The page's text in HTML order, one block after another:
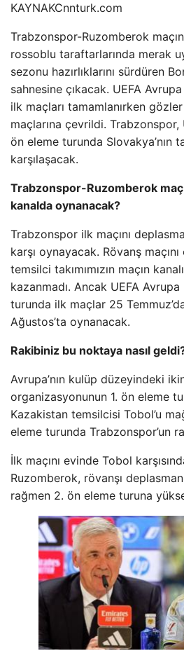
KAYNAKCnnturk.com
Trabzonspor-Ruzomberok
rossoblu taraftarlarında merak
sezonu hazırlıklarını sürdüren
sahnesine çıkacak. UEFA
ilk maçları tamamlanırken
maçlarına çevrildi. Trabzonspor,
ön eleme turunda Slovakya’nın
karşılaşacak.
Trabzonspor-Ruzomberok
kanalda oynanacak?
Trabzonspor ilk maçını
karşı oynayacak. Rövanş
temsilci takımımızın maçın
kazanmadı. Ancak UEFA
turunda ilk maçlar 25
Ağustos’ta oynanacak.
Rakibiniz bu noktaya nasıl
Avrupa’nın kulüp düzeyindeki
organizasyonunun 1. ön eleme
Kazakistan temsilcisi Tobol’u
eleme turunda Trabzonspor’un
İlk maçını evinde Tobol
Ruzomberok, rövanşı
rağmen 2. ön eleme turuna